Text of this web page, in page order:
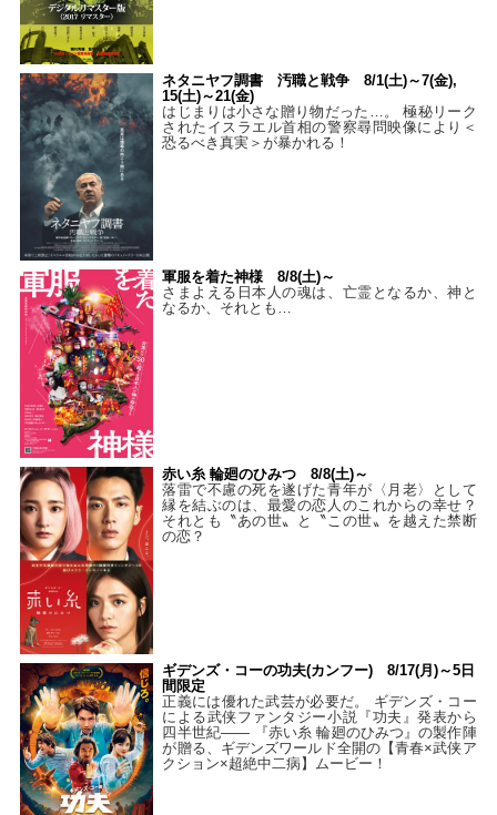
ネタニヤフ調書 汚職と戦争 8/1(土)～7(金),
15(土)～21(金)
はじまりは小さな贈り物だった…。 極秘リーク
されたイスラエル首相の警察尋問映像により＜
恐るべき真実＞が暴かれる！
軍服を着た神様 8/8(土)～
さまよえる日本人の魂は、亡霊となるか、神と
なるか、それとも…
赤い糸 輪廻のひみつ 8/8(土)～
落雷で不慮の死を遂げた青年が〈月老〉として
縁を結ぶのは、最愛の恋人のこれからの幸せ？
それとも〝あの世〟と〝この世〟を越えた禁断
の恋？
ギデンズ・コーの功夫(カンフー) 8/17(月)～5日
間限定
正義には優れた武芸が必要だ。 ギデンズ・コー
による武侠ファンタジー小説『功夫』発表から
四半世紀―― 『赤い糸 輪廻のひみつ』の製作陣
が贈る、ギデンズワールド全開の【青春×武侠ア
クション×超絶中二病】ムービー！